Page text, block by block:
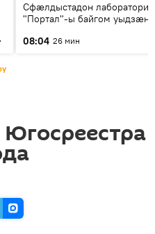
Сфæлдыстадон лаборатори
"Портал"-ы байгом уыдзæн
Æхсары куыстыты равдыст
08:04 26 мин